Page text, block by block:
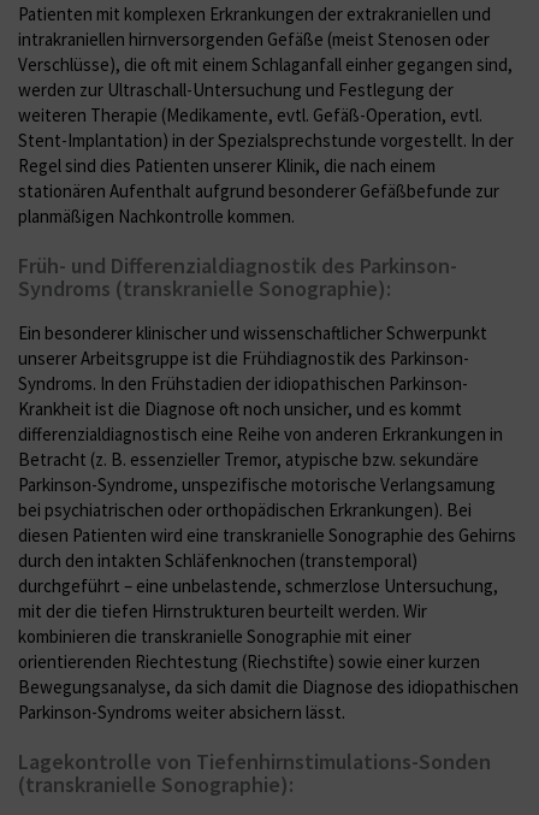
Patienten mit komplexen Erkrankungen der extrakraniellen und
intrakraniellen hirnversorgenden Gefäße (meist Stenosen oder
Verschlüsse), die oft mit einem Schlaganfall einher gegangen sind,
werden zur Ultraschall-Untersuchung und Festlegung der
weiteren Therapie (Medikamente, evtl. Gefäß-Operation, evtl.
Stent-Implantation) in der Spezialsprechstunde vorgestellt. In der
Regel sind dies Patienten unserer Klinik, die nach einem
stationären Aufenthalt aufgrund besonderer Gefäßbefunde zur
planmäßigen Nachkontrolle kommen.
Früh- und Differenzialdiagnostik des Parkinson-
Syndroms (transkranielle Sonographie):
Ein besonderer klinischer und wissenschaftlicher Schwerpunkt
unserer Arbeitsgruppe ist die Frühdiagnostik des Parkinson-
Syndroms. In den Frühstadien der idiopathischen Parkinson-
Krankheit ist die Diagnose oft noch unsicher, und es kommt
differenzialdiagnostisch eine Reihe von anderen Erkrankungen in
Betracht (z. B. essenzieller Tremor, atypische bzw. sekundäre
Parkinson-Syndrome, unspezifische motorische Verlangsamung
bei psychiatrischen oder orthopädischen Erkrankungen). Bei
diesen Patienten wird eine transkranielle Sonographie des Gehirns
durch den intakten Schläfenknochen (transtemporal)
durchgeführt – eine unbelastende, schmerzlose Untersuchung,
mit der die tiefen Hirnstrukturen beurteilt werden. Wir
kombinieren die transkranielle Sonographie mit einer
orientierenden Riechtestung (Riechstifte) sowie einer kurzen
Bewegungsanalyse, da sich damit die Diagnose des idiopathischen
Parkinson-Syndroms weiter absichern lässt.
Lagekontrolle von Tiefenhirnstimulations-Sonden
(transkranielle Sonographie):